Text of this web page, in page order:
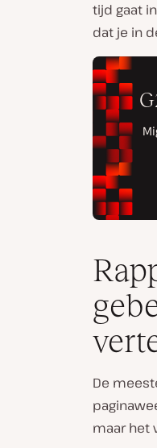
tijd gaat
dat je in
De
maar het